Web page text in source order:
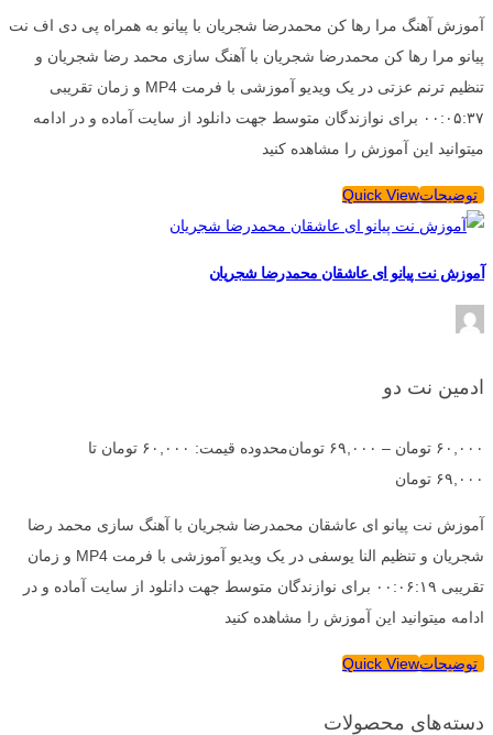
آموزش آهنگ مرا رها کن محمدرضا شجریان با پیانو به همراه پی دی اف نت
پیانو مرا رها کن محمدرضا شجریان با آهنگ سازی محمد رضا شجریان و
تنظیم ترنم عزتی در یک ویدیو آموزشی با فرمت MP4 و زمان تقریبی
۰۰:۰۵:۳۷ برای نوازندگان متوسط جهت دانلود از سایت آماده و در ادامه
میتوانید این آموزش را مشاهده کنید
توضیحاتQuick View
آموزش نت پیانو ای عاشقان محمدرضا شجریان
ادمین نت دو
۶۰,۰۰۰ تومان – ۶۹,۰۰۰ تومان
محدوده قیمت: ۶۰,۰۰۰ تومان تا
۶۹,۰۰۰ تومان
آموزش نت پیانو ای عاشقان محمدرضا شجریان با آهنگ سازی محمد رضا
شجریان و تنظیم النا یوسفی در یک ویدیو آموزشی با فرمت MP4 و زمان
تقریبی ۰۰:۰۶:۱۹ برای نوازندگان متوسط جهت دانلود از سایت آماده و در
ادامه میتوانید این آموزش را مشاهده کنید
توضیحاتQuick View
دسته‌های محصولات